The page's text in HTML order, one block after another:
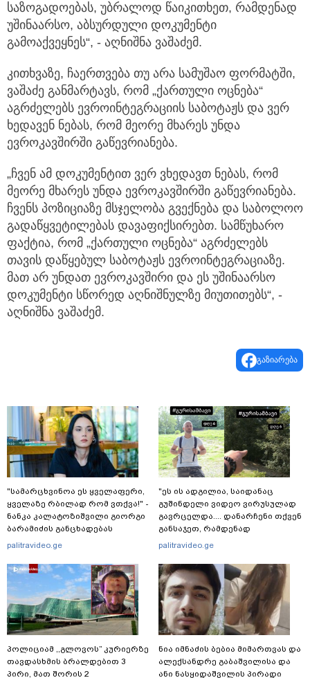
საზოგადოებას, უბრალოდ წაიკითხეთ, რამდენად
უშინაარსო, აბსურდული დოკუმენტი
გამოაქვეყნეს“, - აღნიშნა ვაშაძემ.
კითხვაზე, ჩაერთვება თუ არა სამუშაო ფორმატში,
ვაშაძე განმარტავს, რომ „ქართული ოცნება“
აგრძელებს ევროინტეგრაციის საბოტაჟს და ვერ
ხედავენ ნებას, რომ მეორე მხარეს უნდა
ევროკავშირში გაწევრიანება.
„ჩვენ ამ დოკუმენტით ვერ ვხედავთ ნებას, რომ
მეორე მხარეს უნდა ევროკავშირში გაწევრიანება.
ჩვენს პოზიციაზე მსჯელობა გვექნება და საბოლოო
გადაწყვეტილებას დავაფიქსირებთ. სამწუხარო
ფაქტია, რომ „ქართული ოცნება“ აგრძელებს
თავის დაწყებულ საბოტაჟს ევროინტეგრაციაზე.
მათ არ უნდათ ევროკავშირი და ეს უშინაარსო
დოკუმენტი სწორედ აღნიშნულზე მიუთითებს“, -
აღნიშნა ვაშაძემ.
გაზიარება
"სა­მარ­ცხვი­ნოა ეს ყვე­ლა­ფე­რი,
ყვე­ლა­ზე რბი­ლად რომ ვთქვა!" -
ნანკა კალატოზიშვილი გიორგი
ბარამიძის განცხადებას
ეხმაურება
palitravideo.ge
პოლიციამ ,,გლოვოს” კურიერზე
თავდასხმის ბრალდებით 3
პირი, მათ შორის 2
"ეს ის ადგილია, საიდანაც
გუშინდელი ვიდეო ვირუსულად
გავრცელდა.... დანარჩენი თქვენ
განსაჯეთ, რამდენად
შესაძლებელია აქ ადამიანის
აქვეყნებს კობა ახალაძე
მლეთიდან, სადაც 12 წლის წინ
გურამ დადიანიძე გაუჩინარდა?
palitravideo.ge
ნია იმნაძის ბებია მიმართვას და
ალექსანდრე გაბაშვილისა და
ანი ნასყიდაშვილის პირადი